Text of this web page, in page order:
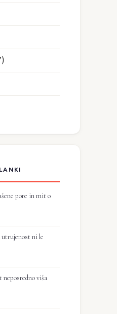
pore in mit o
utrujenost ni le
neposredno viša